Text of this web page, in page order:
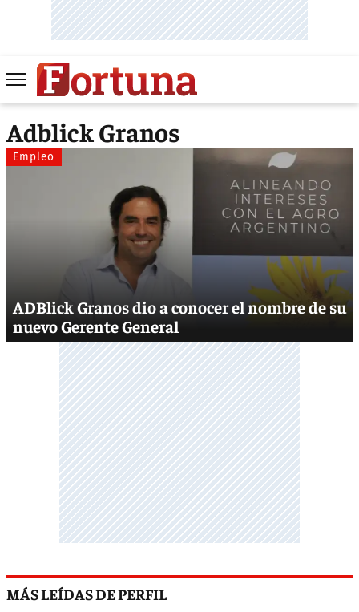
Adblick Granos
Empleo
ADBlick Granos dio a conocer el nombre de su
nuevo Gerente General
MÁS LEÍDAS DE PERFIL